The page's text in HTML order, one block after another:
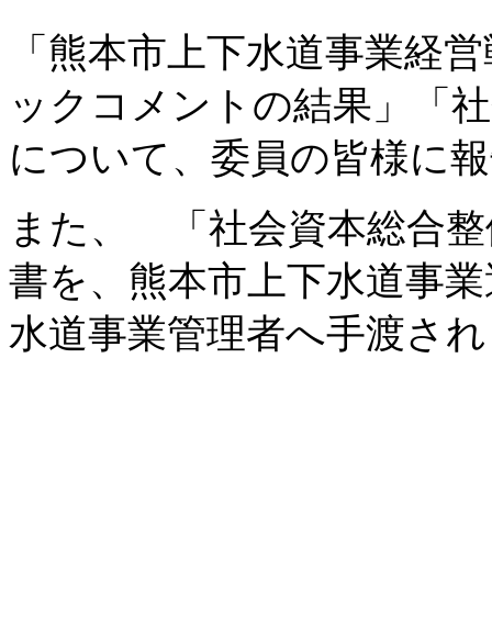
「熊本市上下水道事業経
ックコメントの結果」「
について、委員の皆様に
また、 「社会資本総合
書を、熊本市上下水道事
水道事業管理者へ手渡さ